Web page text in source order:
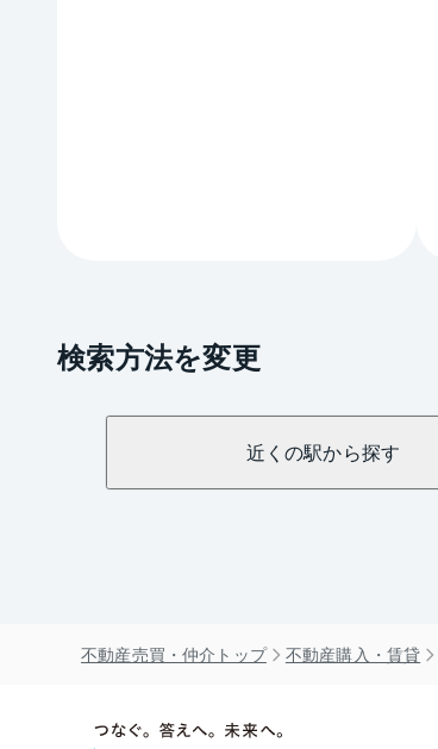
検索方法を変更
近くの駅から探す
不動産売買・仲介トップ 不動産購入・賃貸